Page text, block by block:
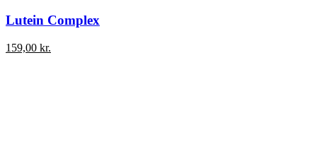
Lutein Complex
159,00 kr.